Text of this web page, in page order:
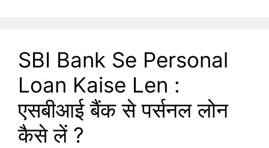
SBI Bank Se Personal
Loan Kaise Len :
एसबीआई बैंक से पर्सनल लोन
कैसे लें ?